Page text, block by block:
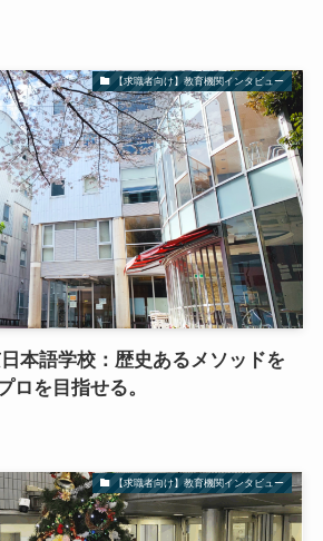
【求職者向け】教育機関インタビュー
本語学校：歴史あるメソッドを
ロを目指せる。
【求職者向け】教育機関インタビュー